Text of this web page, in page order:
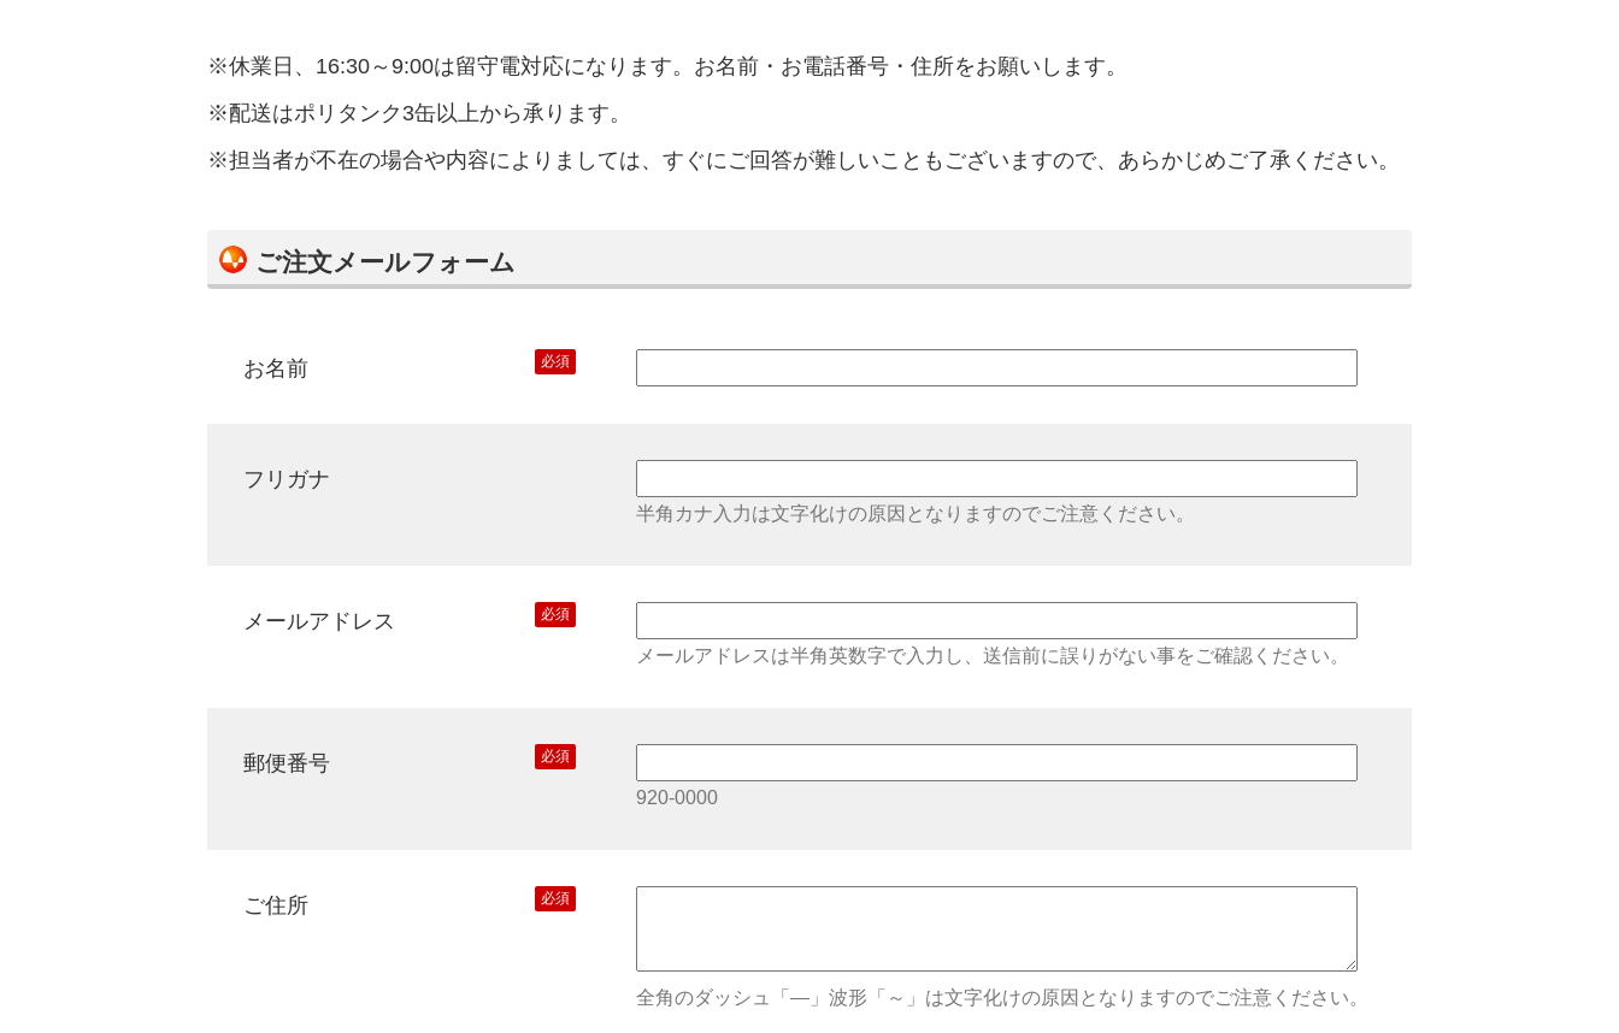
※休業日、16:30～9:00は留守電対応になります。お名前・お電話番号・住所をお願いします。
※配送はポリタンク3缶以上から承ります。
※担当者が不在の場合や内容によりましては、すぐにご回答が難しいこともございますので、あらかじめご了承ください。
ご注文メールフォーム
必須
お名前
フリガナ
半角カナ入力は文字化けの原因となりますのでご注意ください。
必須
メールアドレス
メールアドレスは半角英数字で入力し、送信前に誤りがない事をご確認ください。
必須
郵便番号
920-0000
必須
ご住所
全角のダッシュ「―」波形「～」は文字化けの原因となりますのでご注意ください。